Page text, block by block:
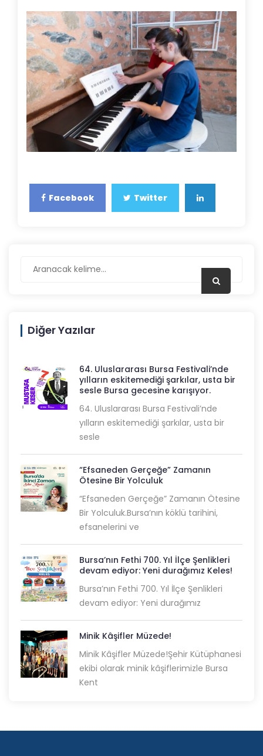
Facebook Twitter
Diğer Yazılar
64. Uluslararası Bursa Festivali’nde
yılların eskitemediği şarkılar, usta bir
sesle Bursa gecesine karışıyor.
64. Uluslararası Bursa Festivali’nde
yılların eskitemediği şarkılar, usta bir
sesle
“Efsaneden Gerçeğe” Zamanın
Ötesine Bir Yolculuk
“Efsaneden Gerçeğe” Zamanın Ötesine
Bir Yolculuk.Bursa’nın köklü tarihini,
efsanelerini ve
Bursa’nın Fethi 700. Yıl İlçe Şenlikleri
devam ediyor: Yeni durağımız Keles!
Bursa’nın Fethi 700. Yıl İlçe Şenlikleri
devam ediyor: Yeni durağımız
Minik Kâşifler Müzede!
Minik Kâşifler Müzede!Şehir Kütüphanesi
ekibi olarak minik kâşiflerimizle Bursa
Kent